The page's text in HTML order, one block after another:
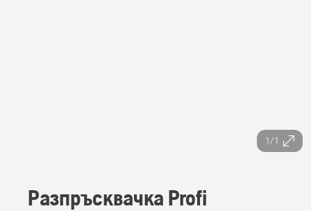
1/1
Разпръсквачка Profi